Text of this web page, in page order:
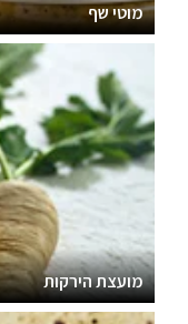
מוטי שף
מועצת הירקות